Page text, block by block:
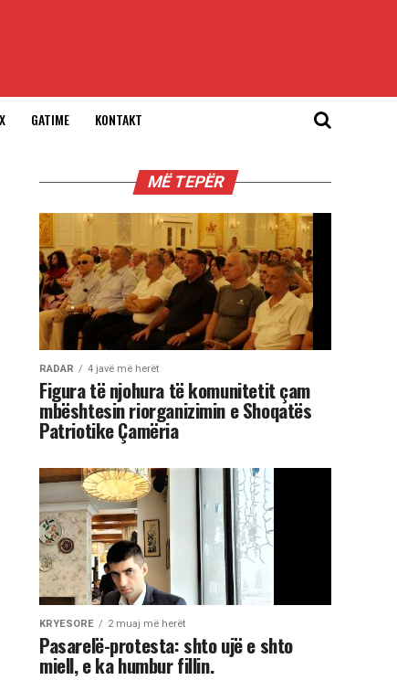
GATIME KONTAKT
MË TEPËR
RADAR 4 javë më herët
Figura të njohura të komunitetit çam
mbështesin riorganizimin e Shoqatës
Patriotike Çamëria
KRYESORE 2 muaj më herët
Pasarelë-protesta: shto ujë e shto
miell, e ka humbur fillin.